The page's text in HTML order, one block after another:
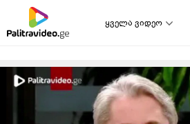
ყველა ვიდეო